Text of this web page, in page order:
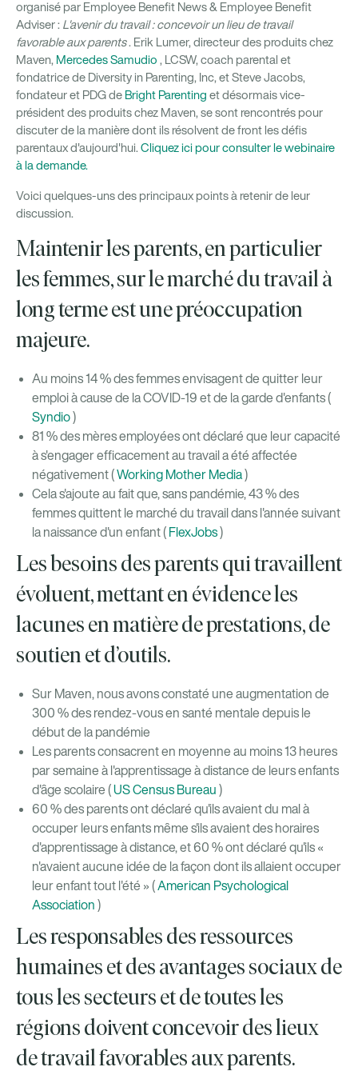
organisé par Employee Benefit News & Employee Benefit
Adviser : L'avenir du travail : concevoir un lieu de travail
favorable aux parents. Erik Lumer, directeur des produits chez
Maven, Mercedes Samudio , LCSW, coach parental et
fondatrice de Diversity in Parenting, Inc, et Steve Jacobs,
fondateur et PDG de Bright Parenting et désormais vice-
président des produits chez Maven, se sont rencontrés pour
discuter de la manière dont ils résolvent de front les défis
parentaux d'aujourd'hui. Cliquez ici pour consulter le webinaire
à la demande.
Voici quelques-uns des principaux points à retenir de leur
discussion.
Maintenir les parents, en particulier
les femmes, sur le marché du travail à
long terme est une préoccupation
majeure.
Au moins 14 % des femmes envisagent de quitter leur
emploi à cause de la COVID-19 et de la garde d'enfants (
Syndio )
81 % des mères employées ont déclaré que leur capacité
à s'engager efficacement au travail a été affectée
négativement (Working Mother Media )
Cela s'ajoute au fait que, sans pandémie, 43 % des
femmes quittent le marché du travail dans l'année suivant
la naissance d'un enfant ( FlexJobs )
Les besoins des parents qui travaillent
évoluent, mettant en évidence les
lacunes en matière de prestations, de
soutien et d’outils.
Sur Maven, nous avons constaté une augmentation de
300 % des rendez-vous en santé mentale depuis le
début de la pandémie
Les parents consacrent en moyenne au moins 13 heures
par semaine à l'apprentissage à distance de leurs enfants
d'âge scolaire (US Census Bureau )
60 % des parents ont déclaré qu'ils avaient du mal à
occuper leurs enfants même s'ils avaient des horaires
d'apprentissage à distance, et 60 % ont déclaré qu'ils «
n'avaient aucune idée de la façon dont ils allaient occuper
leur enfant tout l'été » (American Psychological
Association )
Les responsables des ressources
humaines et des avantages sociaux de
tous les secteurs et de toutes les
régions doivent concevoir des lieux
de travail favorables aux parents.